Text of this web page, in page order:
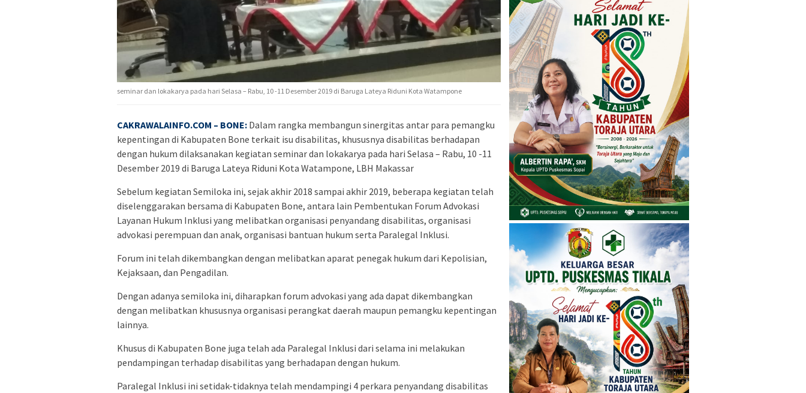
seminar dan lokakarya pada hari Selasa – Rabu, 10 -11 Desember 2019 di Baruga Lateya Riduni Kota Watampone
CAKRAWALAINFO.COM – BONE: Dalam rangka membangun sinergitas antar para pemangku
kepentingan di Kabupaten Bone terkait isu disabilitas, khususnya disabilitas berhadapan
dengan hukum dilaksanakan kegiatan seminar dan lokakarya pada hari Selasa – Rabu, 10 -11
Desember 2019 di Baruga Lateya Riduni Kota Watampone, LBH Makassar
Sebelum kegiatan Semiloka ini, sejak akhir 2018 sampai akhir 2019, beberapa kegiatan telah
diselenggarakan bersama di Kabupaten Bone, antara lain Pembentukan Forum Advokasi
Layanan Hukum Inklusi yang melibatkan organisasi penyandang disabilitas, organisasi
advokasi perempuan dan anak, organisasi bantuan hukum serta Paralegal Inklusi.
Forum ini telah dikembangkan dengan melibatkan aparat penegak hukum dari Kepolisian,
Kejaksaan, dan Pengadilan.
Dengan adanya semiloka ini, diharapkan forum advokasi yang ada dapat dikembangkan
dengan melibatkan khususnya organisasi perangkat daerah maupun pemangku kepentingan
lainnya.
Khusus di Kabupaten Bone juga telah ada Paralegal Inklusi dari selama ini melakukan
pendampingan terhadap disabilitas yang berhadapan dengan hukum.
Paralegal Inklusi ini setidak-tidaknya telah mendampingi 4 perkara penyandang disabilitas